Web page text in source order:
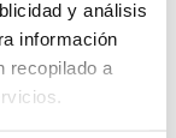
y análisis
información
recopilado a
la